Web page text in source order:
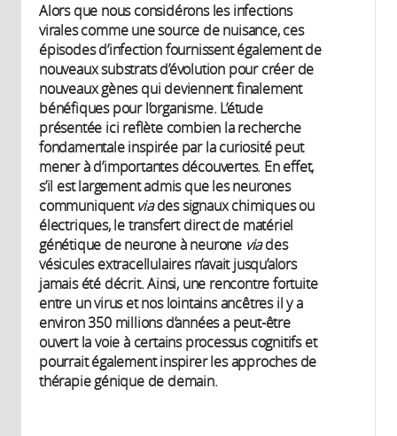
Alors que nous considérons les infections
virales comme une source de nuisance, ces
épisodes d’infection fournissent également de
nouveaux substrats d’évolution pour créer de
nouveaux gènes qui deviennent finalement
bénéfiques pour l’organisme. L’étude
présentée ici reflète combien la recherche
fondamentale inspirée par la curiosité peut
mener à d’importantes découvertes. En effet,
s’il est largement admis que les neurones
communiquentviades signaux chimiques ou
électriques, le transfert direct de matériel
génétique de neurone à neurone viades
vésicules extracellulaires n’avait jusqu’alors
jamais été décrit. Ainsi, une rencontre fortuite
entre un virus et nos lointains ancêtres il y a
environ 350 millions d’années a peut-être
ouvert la voie à certains processus cognitifs et
pourrait également inspirer les approches de
thérapie génique de demain.